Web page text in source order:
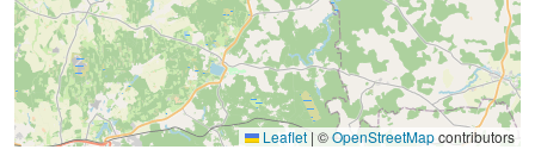
Leaflet | ©OpenStreetMapcontributors